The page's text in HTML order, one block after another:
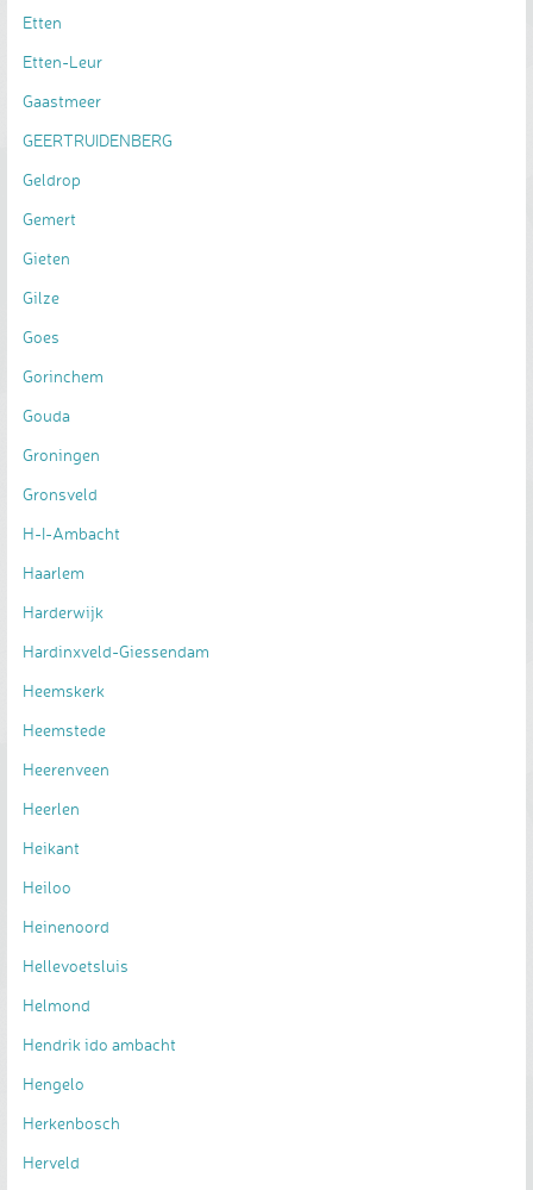
Etten
Etten-Leur
Gaastmeer
GEERTRUIDENBERG
Geldrop
Gemert
Gieten
Gilze
Goes
Gorinchem
Gouda
Groningen
Gronsveld
H-I-Ambacht
Haarlem
Harderwijk
Hardinxveld-Giessendam
Heemskerk
Heemstede
Heerenveen
Heerlen
Heikant
Heiloo
Heinenoord
Hellevoetsluis
Helmond
Hendrik ido ambacht
Hengelo
Herkenbosch
Herveld